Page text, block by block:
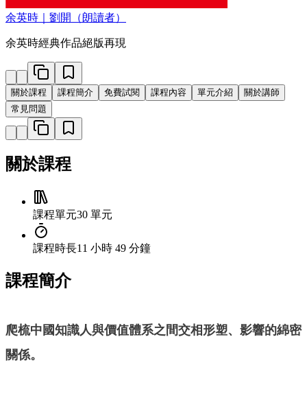
余英時｜劉開（朗讀者）
余英時經典作品絕版再現
關於課程 課程簡介 免費試閱 課程內容 單元介紹
關於講師
常見問題
關於課程
課程單元30 單元
課程時長11 小時 49 分鐘
課程簡介
爬梳中國知識人與價值體系之間交相形塑、影響的綿密
關係。